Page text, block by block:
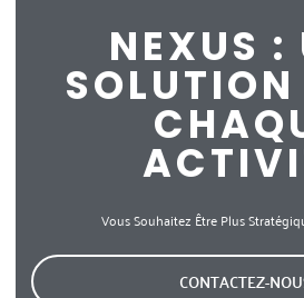
NEXUS :
SOLUTION
Vous Souhaitez Être Plus
CONTACTEZ-